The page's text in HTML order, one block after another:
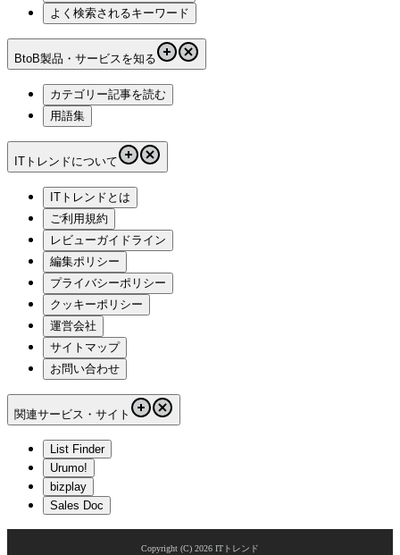
よく検索されるキーワード
BtoB製品・サービスを知る
カテゴリー記事を読む
用語集
ITトレンドについて
ITトレンドとは
ご利用規約
レビューガイドライン
編集ポリシー
プライバシーポリシー
クッキーポリシー
運営会社
サイトマップ
お問い合わせ
関連サービス・サイト
List Finder
Urumo!
bizplay
Sales Doc
Copyright (C) 2026 ITトレンド